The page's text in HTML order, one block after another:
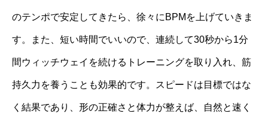
のテンポで安定してきたら、徐々にBPMを上げていきま
す。また、短い時間でいいので、連続して30秒から1分
間ウィッチウェイを続けるトレーニングを取り入れ、筋
持久力を養うことも効果的です。スピードは目標ではな
く結果であり、形の正確さと体力が整えば、自然と速く